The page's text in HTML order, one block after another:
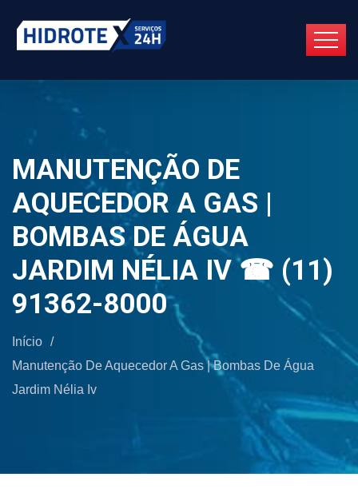
MANUTENÇÃO DE
AQUECEDOR A GAS |
BOMBAS DE ÁGUA
JARDIM NÉLIA IV ☎ (11)
91362-8000
Início /
Manutenção De Aquecedor A Gas | Bombas De Água
Jardim Nélia Iv